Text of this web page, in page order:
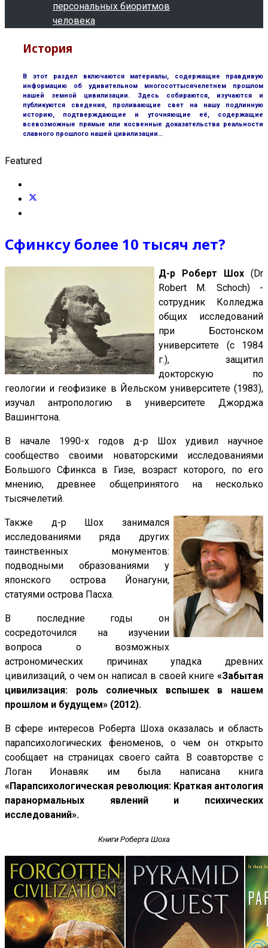
персональных биоритмов
человека
История
В этот раздел включаются материалы, содержащие правдивую
информацию об удивительном многосоттысячелетнем прошлом
нашей земной цивилизации. Здесь собираются, изучаются и
публикуются сведения, проливающие свет на нашу подлинную
историю, подтверждающие и уточняющие её, содержащие
всевозможные прямые или косвенные доказательства реальности
славного прошлого нашей цивилизации…
Featured
Сфинксу более 10 тысяч лет?
Д-р Роберт Шох (Dr
Robert M. Schoch) -
сотрудник Колледжа
общих исследований
при Бостонском
университете (с 1984
г.), защитил
докторскую по
геологии и геофизике в Йельском университете (1983),
изучал антропологию в университете Джорджа
Вашингтона.
В начале 1990-х годов д-р Шох удивил научное
сообщество своими новаторскими исследованиями
Большого Сфинкса в Гизе, возраст которого, по его
мнению, древнее общепринятого на несколько
тысячелетий.
Также д-р Шох занимался
исследованиями ряда других
таинственных монументов:
подводными образованиями у
японского острова Йонагуни,
статуями острова Пасха.
В последние годы он
сосредоточился на изучении
вопроса о возможных
астрономических причинах упадка древних
цивилизаций, о чем он написал в своей книге «Забытая
цивилизация: роль солнечных вспышек в нашем
прошлом и будущем» (2012).
В сфере интересов Роберта Шоха оказалась и область
парапсихологических феноменов, о чем он открыто
сообщает на страницах своего сайта. В соавторстве с
Логан Ионавяк им была написана книга
«Парапсихологическая революция: Краткая антология
паранормальных явлений и психических
исследований».
Книги Роберта Шоха